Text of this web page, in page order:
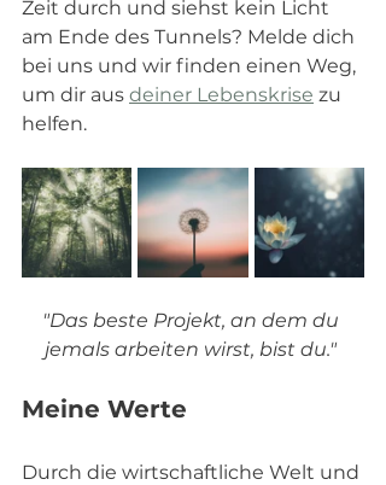
Zeit durch und siehst kein Licht
am Ende des Tunnels? Melde dich
bei uns und wir finden einen Weg,
um dir aus deiner Lebenskrise zu
helfen.
"Das beste Projekt, an dem du
jemals arbeiten wirst, bist du."
Meine Werte
Durch die wirtschaftliche Welt und